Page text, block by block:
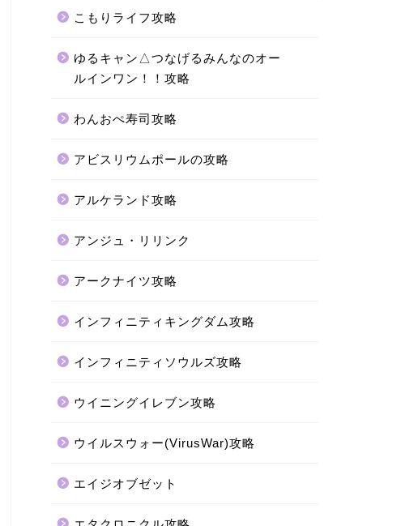
こもりライフ攻略
ゆるキャン△つなげるみんなのオー
ルインワン！！攻略
わんおぺ寿司攻略
アビスリウムポールの攻略
アルケランド攻略
アンジュ・リリンク
アークナイツ攻略
インフィニティキングダム攻略
インフィニティソウルズ攻略
ウイニングイレブン攻略
ウイルスウォー(VirusWar)攻略
エイジオブゼット